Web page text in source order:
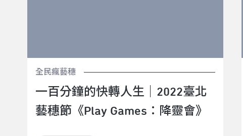
全民瘋藝穗
一百分鐘的快轉人生｜2022臺北
藝穗節《Play Games：降靈會》